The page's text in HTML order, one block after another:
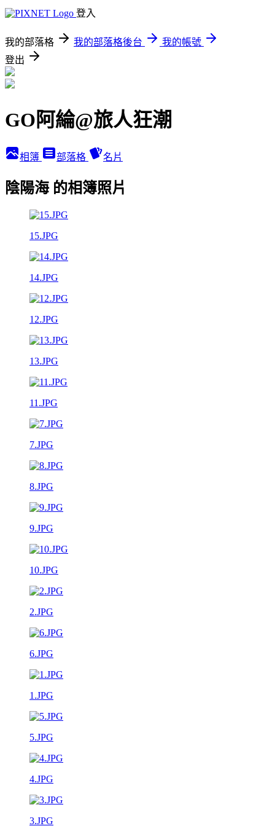
登入
我的部落格 我的部落格後台
我的帳號
登出
GO阿綸@旅人狂潮
相簿 部落格 名片
陰陽海 的相簿照片
15.JPG
14.JPG
12.JPG
13.JPG
11.JPG
7.JPG
8.JPG
9.JPG
10.JPG
2.JPG
6.JPG
1.JPG
5.JPG
4.JPG
3.JPG